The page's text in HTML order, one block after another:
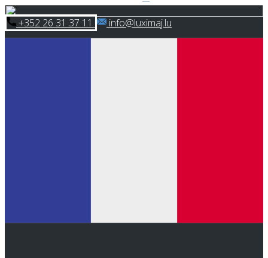
Skip
to
content
​+352 26 31 37 11 ​info@luximaj.lu